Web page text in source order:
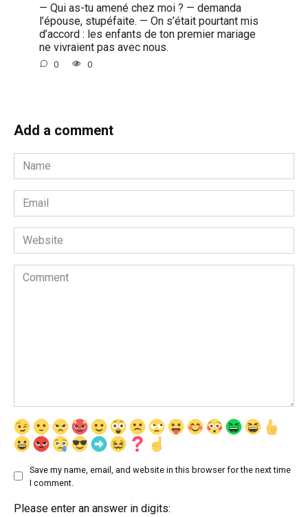
— Qui as-tu amené chez moi ? — demanda
l’épouse, stupéfaite. — On s’était pourtant mis
d’accord : les enfants de ton premier mariage
ne vivraient pas avec nous.
0 0
Add a comment
Name
*
Email
*
Website
Comment
Save my name, email, and website in this browser for the next time
I comment.
Please enter an answer in digits: